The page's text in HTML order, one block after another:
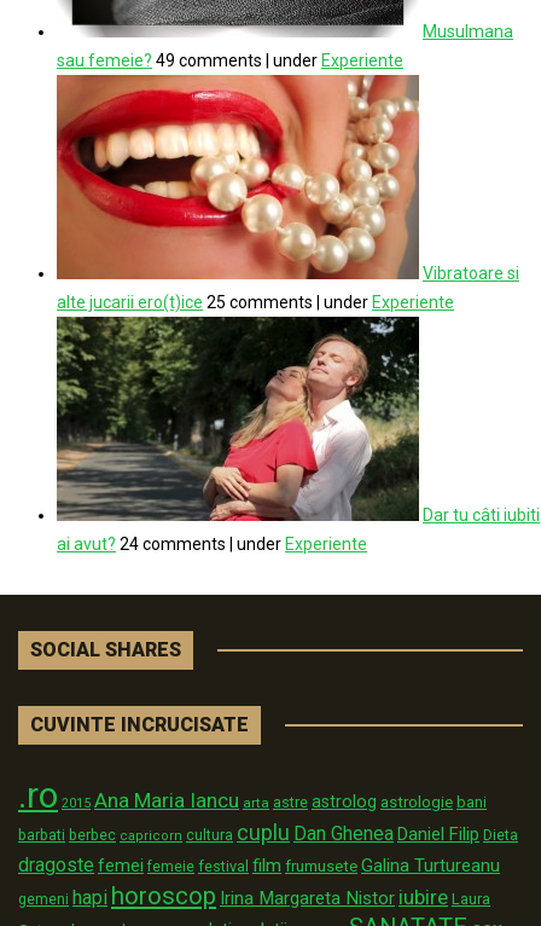
Musulmana
sau femeie? 49 comments under Experiente
Vibratoare si
alte jucarii ero(t)ice 25 comments under Experiente
Dar tu câti iubiti
ai avut? 24 comments under Experiente
SOCIAL SHARES
CUVINTE INCRUCISATE
.ro 2015 Ana Maria Iancu arta astre astrolog astrologie bani
barbati berbec capricorn cultura cuplu Dan GheneaDaniel Filip Dieta
dragoste femei femeie festival film frumusete Galina Turtureanu
gemeni hapi horoscop Irina Margareta Nistor iubire Laura